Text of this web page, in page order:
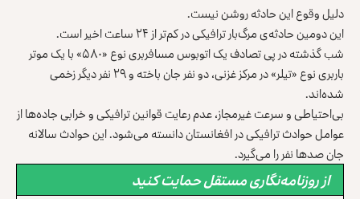
دلیل وقوع این حادثه روشن نیست.‏
این دومین حادثه‌ی مرگ‌بار ترافیکی در کم‌تر از ۲۴ ساعت اخیر است.‏
شب گذشته در پی تصادف یک اتوبوس مسافربری نوع «۵۸۰» با یک ‏موتر
باربری نوع «تیلر» در مرکز غزنی، دو نفر جان باخته و ۲۹ ‏نفر دیگر زخمی
شده‌اند‎.‎
بی‌احتیاطی و سرعت غیرمجاز، عدم رعایت قوانین ترافیکی و خرابی ‏جاده‌ها از
عوامل حوادث ترافیکی در افغانستان دانسته می‌شود. این ‏حوادث سالانه
جان صدها نفر را می‌گیرد.‏
از روزنامه‌نگاری مستقل حمایت کنید